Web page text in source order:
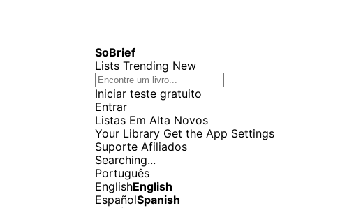
SoBrief
Lists Trending New
Iniciar teste gratuito
Entrar
Listas Em Alta Novos
Your Library Get the App Settings
Suporte Afiliados
Searching...
Português
EnglishEnglish
EspañolSpanish